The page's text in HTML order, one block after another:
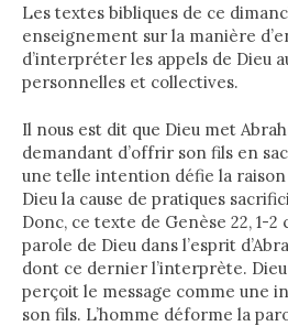
Les textes bibliques de ce
enseignement sur la manière
d’interpréter les appels de Dieu
personnelles et collectives.
Il nous est dit que Dieu met
demandant d’offrir son fils en
une telle intention défie la
Dieu la cause de pratiques
Donc, ce texte de Genèse 22, 1-2
parole de Dieu dans l’esprit
dont ce dernier l’interprète.
perçoit le message comme une
son fils. L’homme déforme la